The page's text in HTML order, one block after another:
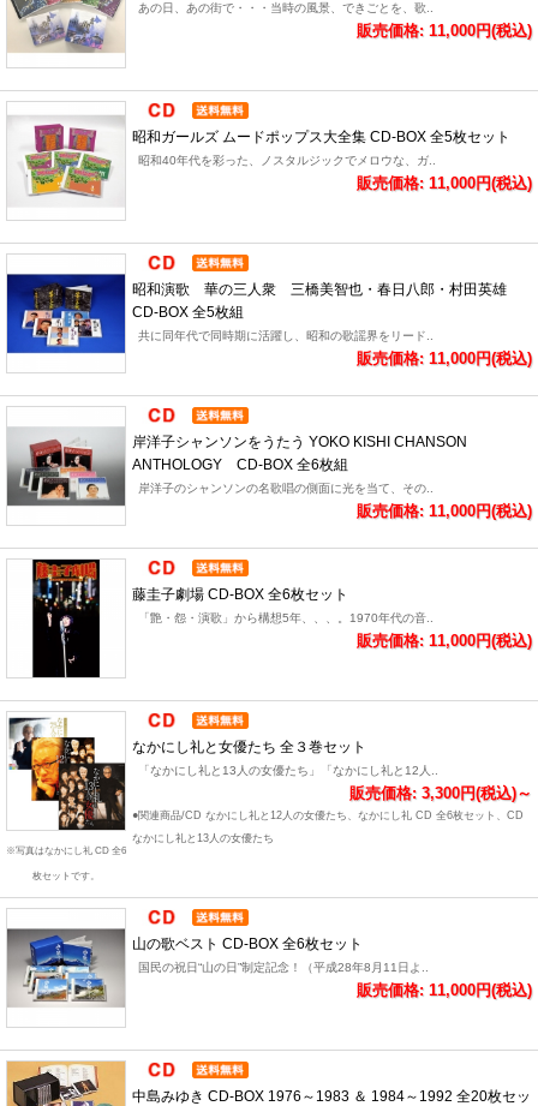
あの日、あの街で・・・当時の風景、できごとを、歌..
販売価格: 11,000円(税込)
昭和ガールズ ムードポップス大全集 CD-BOX 全5枚セット
昭和40年代を彩った、ノスタルジックでメロウな、ガ..
販売価格: 11,000円(税込)
昭和演歌 華の三人衆 三橋美智也・春日八郎・村田英雄
CD-BOX 全5枚組
共に同年代で同時期に活躍し、昭和の歌謡界をリード..
販売価格: 11,000円(税込)
岸洋子シャンソンをうたう YOKO KISHI CHANSON
ANTHOLOGY CD-BOX 全6枚組
岸洋子のシャンソンの名歌唱の側面に光を当て、その..
販売価格: 11,000円(税込)
藤圭子劇場 CD-BOX 全6枚セット
「艶・怨・演歌」から構想5年、、、。1970年代の音..
販売価格: 11,000円(税込)
※写真はなかにし礼 CD 全6
枚セットです。
なかにし礼と女優たち 全３巻セット
「なかにし礼と13人の女優たち」「なかにし礼と12人..
販売価格: 3,300円(税込)～
●関連商品/CD なかにし礼と12人の女優たち、なかにし礼 CD 全6枚セット、CD
なかにし礼と13人の女優たち
山の歌ベスト CD-BOX 全6枚セット
国民の祝日“山の日”制定記念！（平成28年8月11日よ..
販売価格: 11,000円(税込)
中島みゆき CD-BOX 1976～1983 ＆ 1984～1992 全20枚セッ